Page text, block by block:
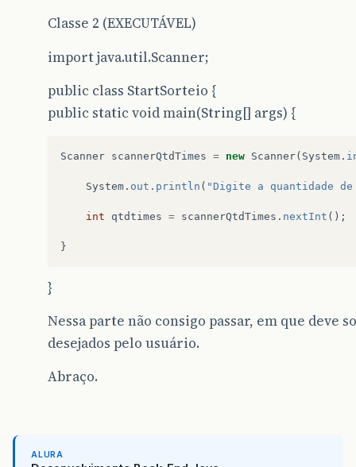
Classe 2 (EXECUTÁVEL)
import java.util.Scanner;
public class StartSorteio {
public static void main(String[] args) {
Scanner scannerQtdTimes = new Scanner( System .
System . out . println ( "Digite a quantidade
int qtdtimes = scannerQtdTimes . nextInt ();
}
}
Nessa parte não consigo passar, em que deve
desejados pelo usuário.
Abraço.
ALURA